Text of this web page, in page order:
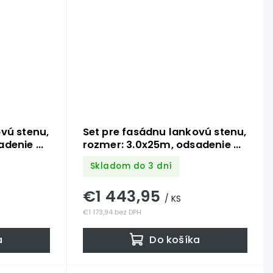
stenu,
od
Set pre fasádnu lankovú stenu,
rozmer: 3.0x25m, odsadenie od
kombinácia AISI 304 a 316.
komponentov
Skladom do 3 dní
€1 173,94 bez DPH
€1 443,95 / KS
Do košíka